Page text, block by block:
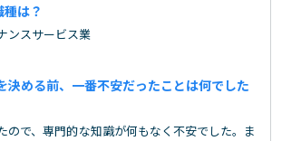
は？
ンスサービス業
決める前、一番不安だったことは何でした
ので、専門的な知識が何もなく不安でした。ま